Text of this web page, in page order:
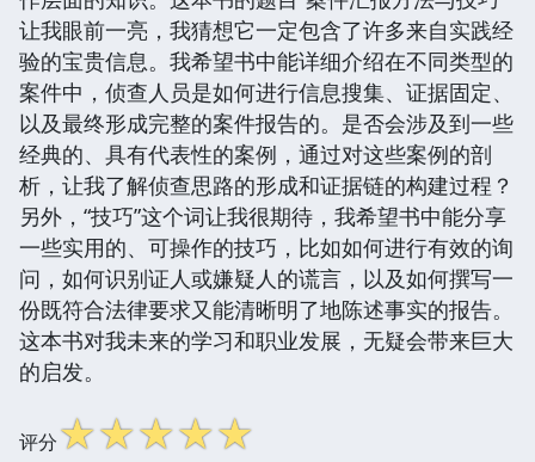
让我眼前一亮，我猜想它一定包含了许多来自实践经
验的宝贵信息。我希望书中能详细介绍在不同类型的
案件中，侦查人员是如何进行信息搜集、证据固定、
以及最终形成完整的案件报告的。是否会涉及到一些
经典的、具有代表性的案例，通过对这些案例的剖
析，让我了解侦查思路的形成和证据链的构建过程？
另外，“技巧”这个词让我很期待，我希望书中能分享
一些实用的、可操作的技巧，比如如何进行有效的询
问，如何识别证人或嫌疑人的谎言，以及如何撰写一
份既符合法律要求又能清晰明了地陈述事实的报告。
这本书对我未来的学习和职业发展，无疑会带来巨大
的启发。
评分☆☆☆☆☆